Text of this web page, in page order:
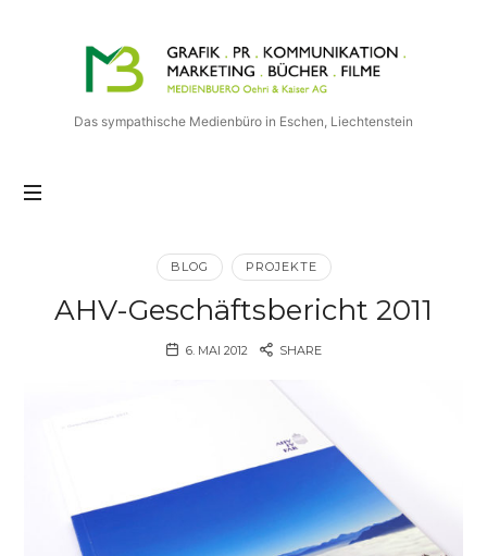
Medienbuero
Oehri
&
Kaiser
AG
Das sympathische Medienbüro in Eschen, Liechtenstein
BLOG PROJEKTE
AHV-Geschäftsbericht 2011
6. MAI 2012 SHARE